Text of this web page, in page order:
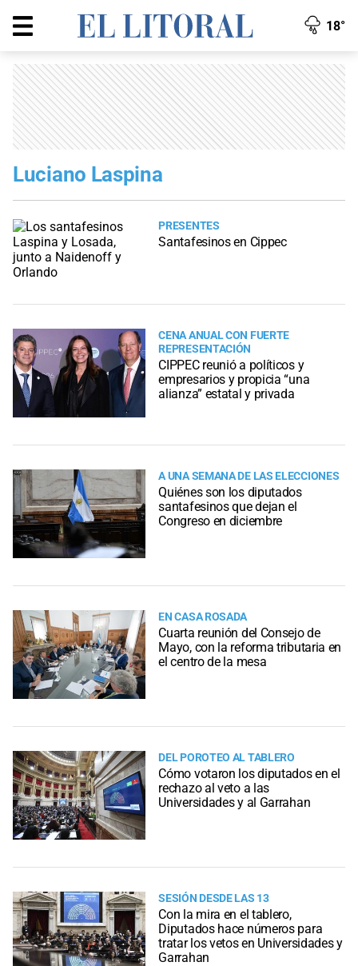
18°
Luciano Laspina
PRESENTES
Santafesinos en Cippec
CENA ANUAL CON FUERTE
REPRESENTACIÓN
CIPPEC reunió a políticos y
empresarios y propicia “una
alianza” estatal y privada
A UNA SEMANA DE LAS ELECCIONES
Quiénes son los diputados
santafesinos que dejan el
Congreso en diciembre
EN CASA ROSADA
Cuarta reunión del Consejo de
Mayo, con la reforma tributaria en
el centro de la mesa
DEL POROTEO AL TABLERO
Cómo votaron los diputados en el
rechazo al veto a las
Universidades y al Garrahan
SESIÓN DESDE LAS 13
Con la mira en el tablero,
Diputados hace números para
tratar los vetos en Universidades y
Garrahan